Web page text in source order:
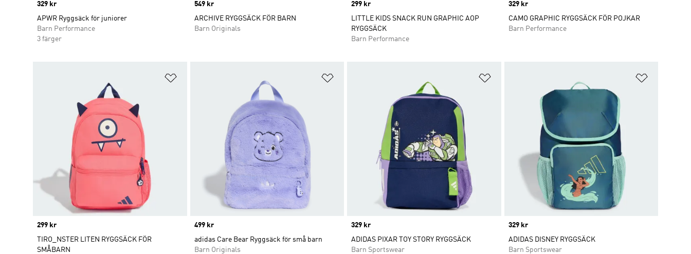
Price
329 kr
APWR Ryggsäck för juniorer
Barn Performance
3 färger
Price
549 kr
ARCHIVE RYGGSÄCK FÖR BARN
Barn Originals
Price
299 kr
LITTLE KIDS SNACK RUN GRAPHIC AOP
RYGGSÄCK
Barn Performance
Price
329 kr
CAMO GRAPHIC RYGGSÄCK FÖR POJKAR
Barn Performance
Price
299 kr
TIRO_NSTER LITEN RYGGSÄCK FÖR
SMÅBARN
Price
499 kr
adidas Care Bear Ryggsäck för små barn
Barn Originals
Price
329 kr
ADIDAS PIXAR TOY STORY RYGGSÄCK
Barn Sportswear
Price
329 kr
ADIDAS DISNEY RYGGSÄCK
Barn Sportswear